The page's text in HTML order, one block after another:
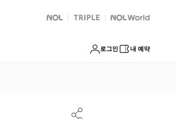
NOL 트리플 Global Interpark
로그인 내 예약